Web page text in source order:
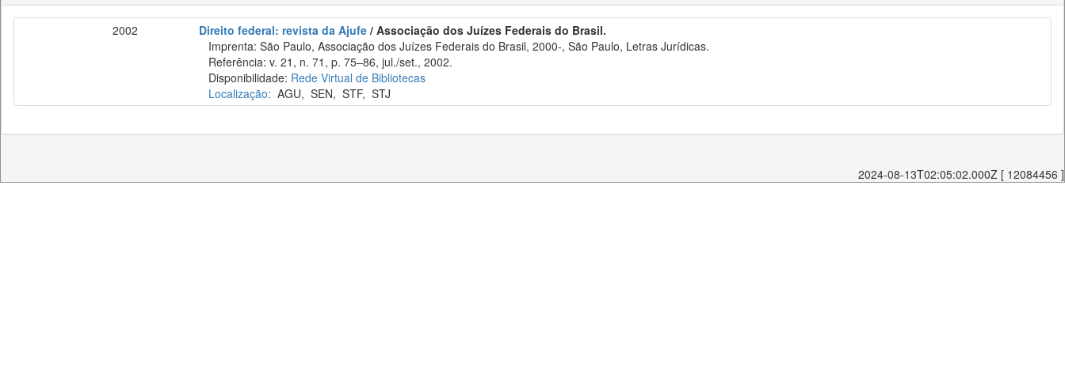
2002 Direito federal: revista da Ajufe / Associação dos Juízes Federais do Brasil.
Imprenta: São Paulo, Associação dos Juízes Federais do Brasil, 2000-, São Paulo, Letras Jurídicas.
Referência: v. 21, n. 71, p. 75–86, jul./set., 2002.
Disponibilidade: Rede Virtual de Bibliotecas
Localização: AGU, SEN, STF, STJ
2024-08-13T02:05:02.000Z [ 12084456 ]